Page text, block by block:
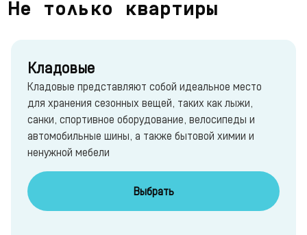
Не только квартиры
Кладовые
Кладовые представляют собой идеальное место
для хранения сезонных вещей, таких как лыжи,
санки, спортивное оборудование, велосипеды и
автомобильные шины, а также бытовой химии и
ненужной мебели
Выбрать